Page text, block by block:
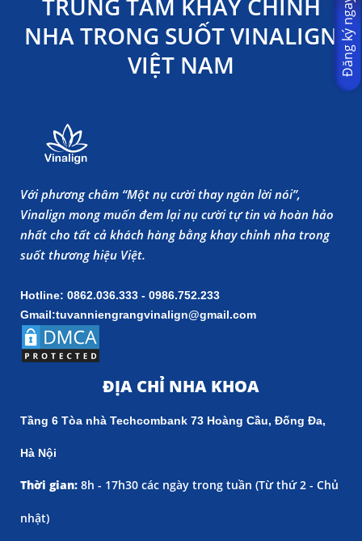
TRUNG TÂM KHAY CHỈNH
NHA TRONG SUỐT VINALIGN
VIỆT NAM
Với phương châm “Một nụ cười thay ngàn lời nói”,
Vinalign mong muốn đem lại nụ cười tự tin và hoàn hảo
nhất cho tất cả khách hàng bằng khay chỉnh nha trong
suốt thương hiệu Việt.
Hotline: 0862.036.333 - 0986.752.233
Gmail:tuvanniengrangvinalign@gmail.com
ĐỊA CHỈ NHA KHOA
Tầng 6 Tòa nhà Techcombank 73 Hoàng Cầu, Đống Đa,
Hà Nội
Thời gian: 8h - 17h30 các ngày trong tuần (Từ thứ 2 - Chủ
nhật)
Đăng ký ngay